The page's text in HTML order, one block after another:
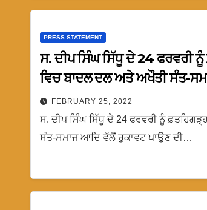
PRESS STATEMENT
ਸ. ਦੀਪ ਸਿੰਘ ਸਿੱਧੂ ਦੇ 24 ਫਰਵਰੀ
ਵਿਚ ਬਾਦਲ ਦਲ ਅਤੇ ਅਖੌਤੀ ਸੰਤ-
: ਮਾਨ￼FEBRUARY 25, 2022
ਸ. ਦੀਪ ਸਿੰਘ ਸਿੱਧੂ ਦੇ 24 ਫਰਵਰੀ ਨੂੰ
ਸੰਤ-ਸਮਾਜ ਆਦਿ ਵੱਲੋਂ ਰੁਕਾਵਟ ਪਾਉਣ ਦੀ…